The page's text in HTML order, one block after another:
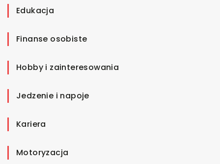
Edukacja
Finanse osobiste
Hobby i zainteresowania
Jedzenie i napoje
Kariera
Motoryzacja